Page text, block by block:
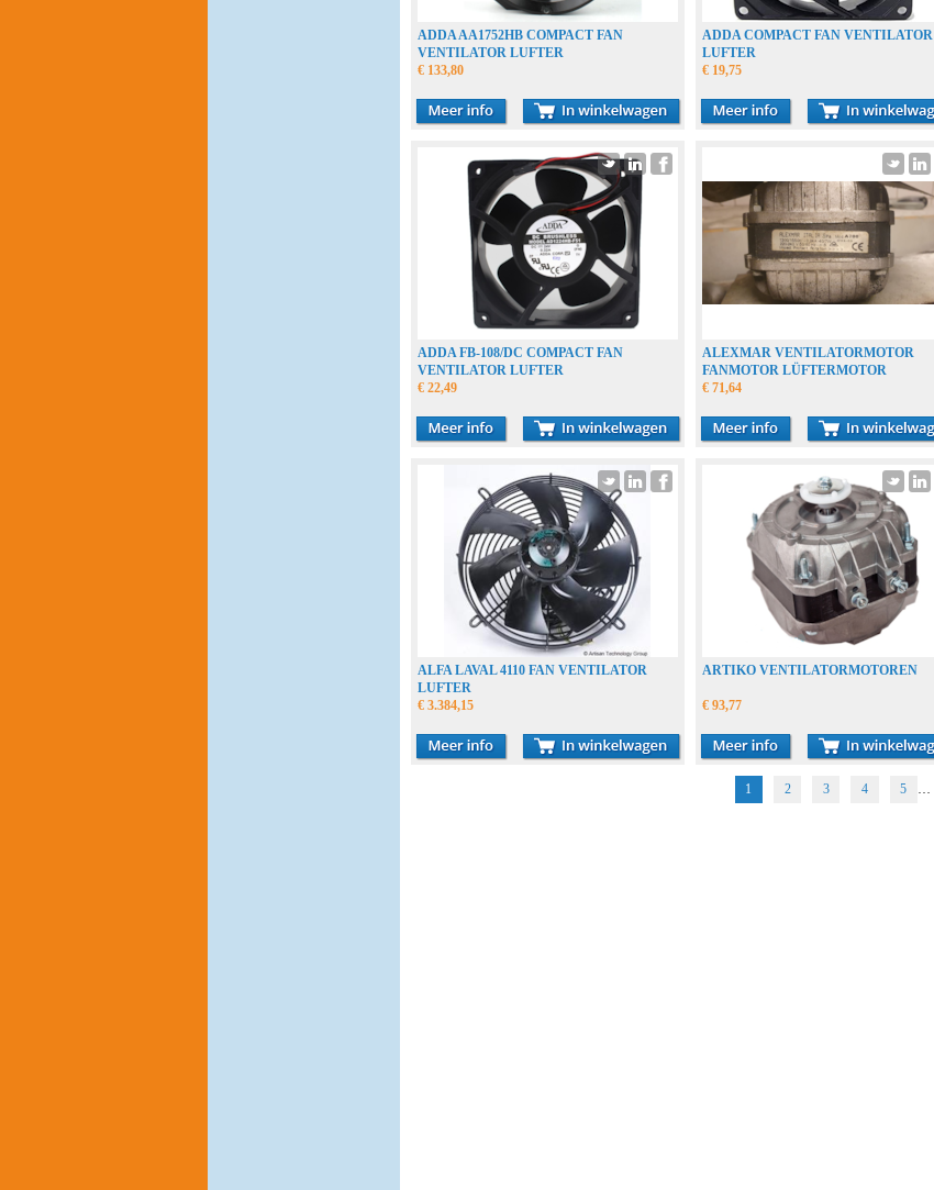
ADDA AA1752HB COMPACT FAN
VENTILATOR LUFTER
€ 133,80
ADDA COMPACT FAN VENTILATOR
LUFTER
€ 19,75
ADDA FB-108/DC COMPACT FAN
VENTILATOR LUFTER
€ 22,49
ALEXMAR VENTILATORMOTOR
FANMOTOR LÜFTERMOTOR
€ 71,64
ALFA LAVAL 4110 FAN VENTILATOR
LUFTER
€ 3.384,15
ARTIKO VENTILATORMOTOREN
€ 93,77
1 2 3 4 5 …